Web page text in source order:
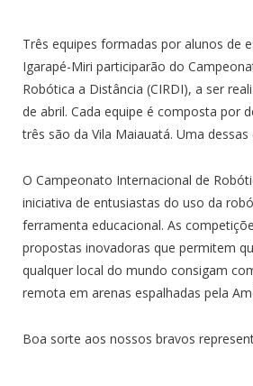
Três equipes formadas por alunos de
Igarapé-Miri participarão do
Robótica a Distância (CIRDI), a ser
de abril. Cada equipe é composta por
três são da Vila Maiauatá. Uma
O Campeonato Internacional de
iniciativa de entusiastas do uso da
ferramenta educacional. As
propostas inovadoras que permitem
qualquer local do mundo consigam
remota em arenas espalhadas pela
Boa sorte aos nossos bravos